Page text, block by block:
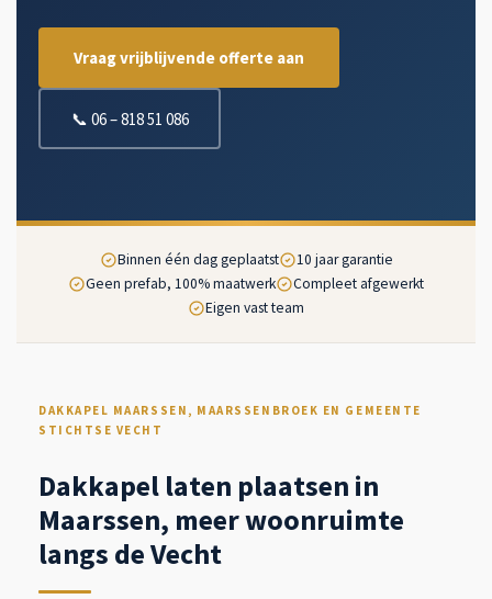
Vraag vrijblijvende offerte aan
📞 06 – 818 51 086
Binnen één dag geplaatst
10 jaar garantie
Geen prefab, 100% maatwerk
Compleet afgewerkt
Eigen vast team
DAKKAPEL MAARSSEN, MAARSSENBROEK EN GEMEENTE
STICHTSE VECHT
Dakkapel laten plaatsen in
Maarssen, meer woonruimte
langs de Vecht